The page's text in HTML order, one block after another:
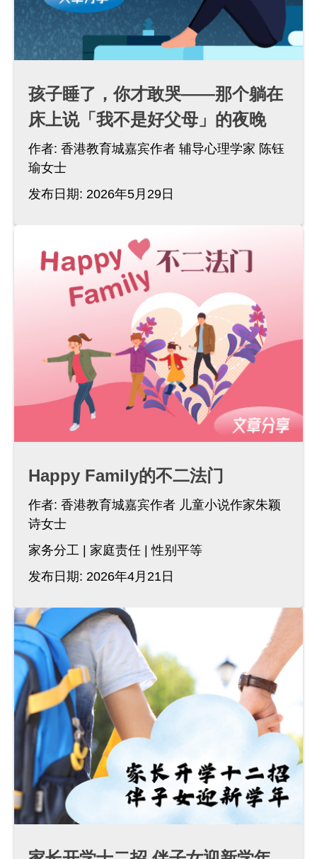
孩子睡了，你才敢哭——那个躺在
床上说「我不是好父母」的夜晚
作者: 香港教育城嘉宾作者 辅导心理学家 陈钰
瑜女士
发布日期: 2026年5月29日
Happy Family的不二法门
作者: 香港教育城嘉宾作者 儿童小说作家朱颖
诗女士
家务分工
家庭责任
性别平等
发布日期: 2026年4月21日